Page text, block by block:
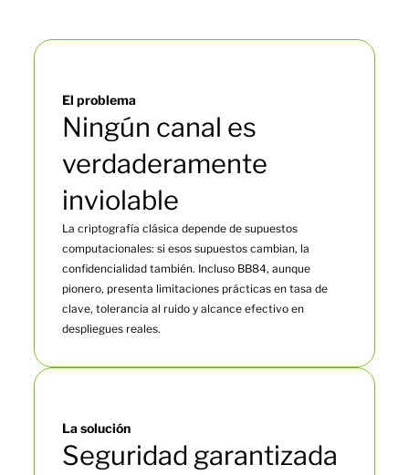
El problema
Ningún canal es
verdaderamente
inviolable
La criptografía clásica depende de supuestos
computacionales: si esos supuestos cambian, la
confidencialidad también. Incluso BB84, aunque
pionero, presenta limitaciones prácticas en tasa de
clave, tolerancia al ruido y alcance efectivo en
despliegues reales.
La solución
Seguridad garantizada